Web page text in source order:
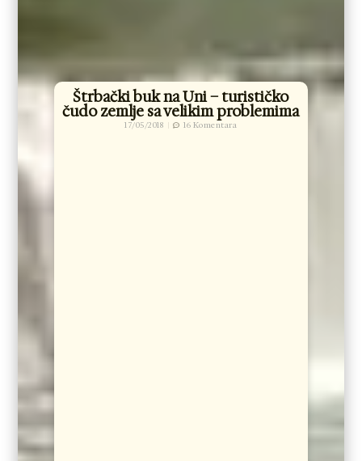
Štrbački buk na Uni – turističko
čudo zemlje sa velikim problemima
17/05/2018 16 Komentara